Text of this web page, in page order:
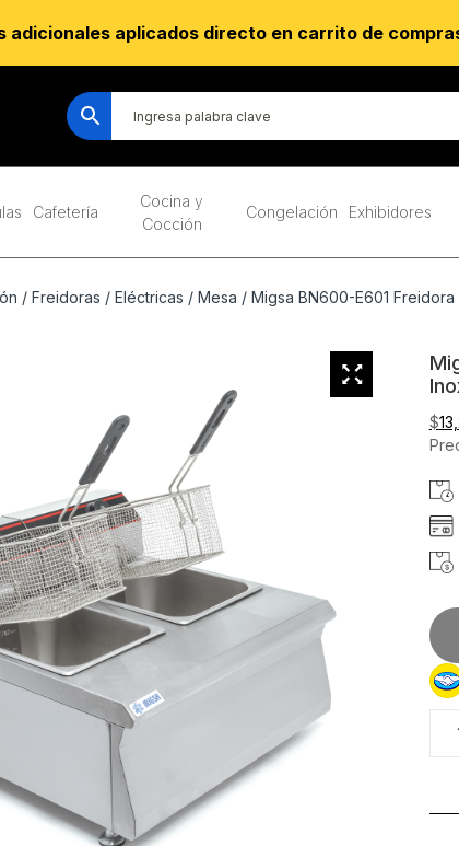
Cafetería
Cocina y
Cocción
Congelación Exhibidores
/ Freidoras / Eléctricas / Mesa / Migsa BN600-E601
$
adicionales aplicados directo en carrito de